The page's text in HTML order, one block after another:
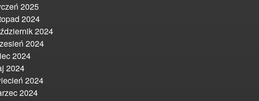
2025
2024
2024
2024
2024
2024
2024
2024